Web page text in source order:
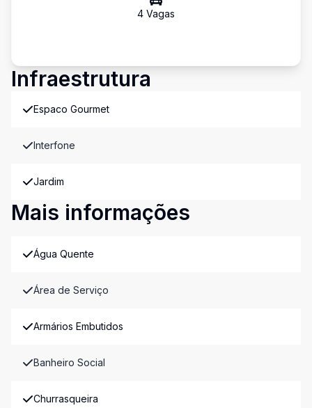
4 Vagas
Infraestrutura
Espaco Gourmet
Interfone
Jardim
Mais informações
Água Quente
Área de Serviço
Armários Embutidos
Banheiro Social
Churrasqueira